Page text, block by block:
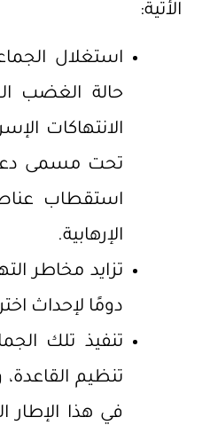
الأتية:
استغلال
حالة الغضب
الانتهاكات
تحت مسمى
استقطاب
الإرهابية.
تزايد مخاطر
دومًا لإحداث
تنفيذ تلك
في هذا الإطار